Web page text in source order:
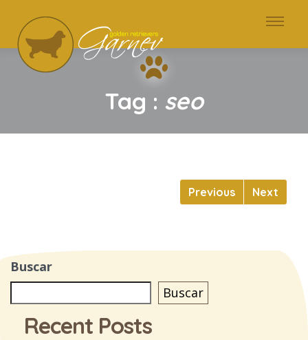
Tag : seo
Previous Next
Buscar
Buscar
Recent Posts